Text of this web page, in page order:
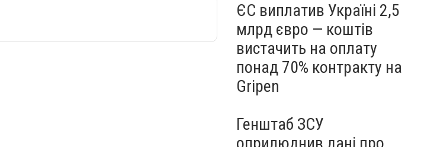
ЄС виплатив Україні 2,5
млрд євро — коштів
вистачить на оплату
понад 70% контракту на
Gripen
Генштаб ЗСУ